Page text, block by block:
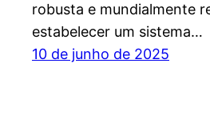
robusta e mundialmente
estabelecer um sistema…
10 de junho de 2025